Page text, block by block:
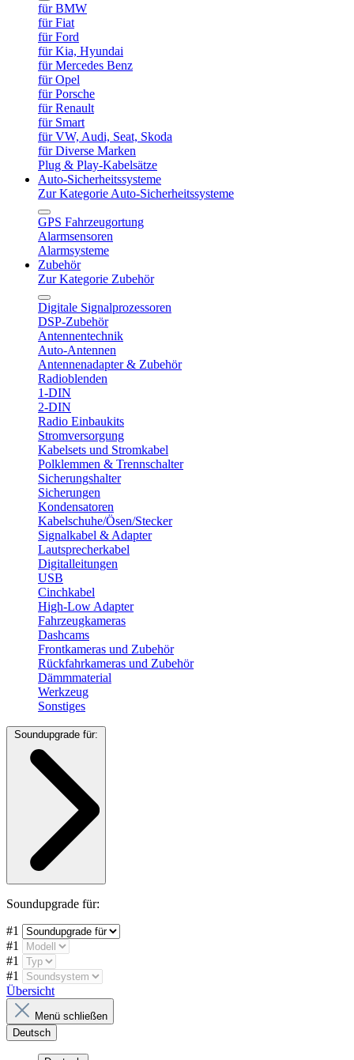
für BMW
für Fiat
für Ford
für Kia, Hyundai
für Mercedes Benz
für Opel
für Porsche
für Renault
für Smart
für VW, Audi, Seat, Skoda
für Diverse Marken
Plug & Play-Kabelsätze
Auto-Sicherheitssysteme
Zur Kategorie Auto-Sicherheitssysteme
GPS Fahrzeugortung
Alarmsensoren
Alarmsysteme
Zubehör
Zur Kategorie Zubehör
Digitale Signalprozessoren
DSP-Zubehör
Antennentechnik
Auto-Antennen
Antennenadapter & Zubehör
Radioblenden
1-DIN
2-DIN
Radio Einbaukits
Stromversorgung
Kabelsets und Stromkabel
Polklemmen & Trennschalter
Sicherungshalter
Sicherungen
Kondensatoren
Kabelschuhe/Ösen/Stecker
Signalkabel & Adapter
Lautsprecherkabel
Digitalleitungen
USB
Cinchkabel
High-Low Adapter
Fahrzeugkameras
Dashcams
Frontkameras und Zubehör
Rückfahrkameras und Zubehör
Dämmmaterial
Werkzeug
Sonstiges
Soundupgrade für:
Soundupgrade für:
#1
#1
#1
#1
Übersicht
Menü schließen
Deutsch